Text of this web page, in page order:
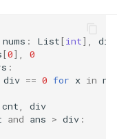
nums : List[int],
[0],
0
:
div == 0 for x in
cnt,
div
and ans > div :